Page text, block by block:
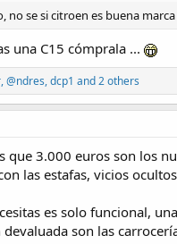
no se si citroen es buena marca
una C15 cómprala ...
,@ndres,dcp1 and 2 others
que 3.000 euros son los
las estafas, vicios
es solo funcional,
son las